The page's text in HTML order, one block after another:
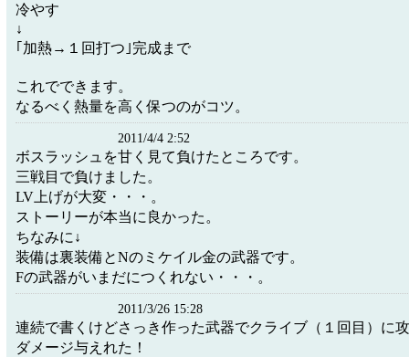
冷やす
↓
｢加熱→１回打つ｣完成まで
これでできます。
なるべく熱量を高く保つのがコツ。
2011/4/4 2:52
ボスラッシュを甘く見て負けたところです。
三戦目で負けました。
LV上げが大変・・・。
ストーリーが本当に良かった。
ちなみに↓
装備は裏装備とNのミケイル金の武器です。
Fの武器がいまだにつくれない・・・。
2011/3/26 15:28
連続で書くけどさっき作った武器でクライブ（１回目）に
ダメージ与えれた！